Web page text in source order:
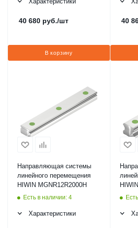
40 680 руб./шт
В корзину
40
Направляющая системы
линейного перемещения
HIWIN MGNR12R2000H
Есть в наличии: 4
Характеристики